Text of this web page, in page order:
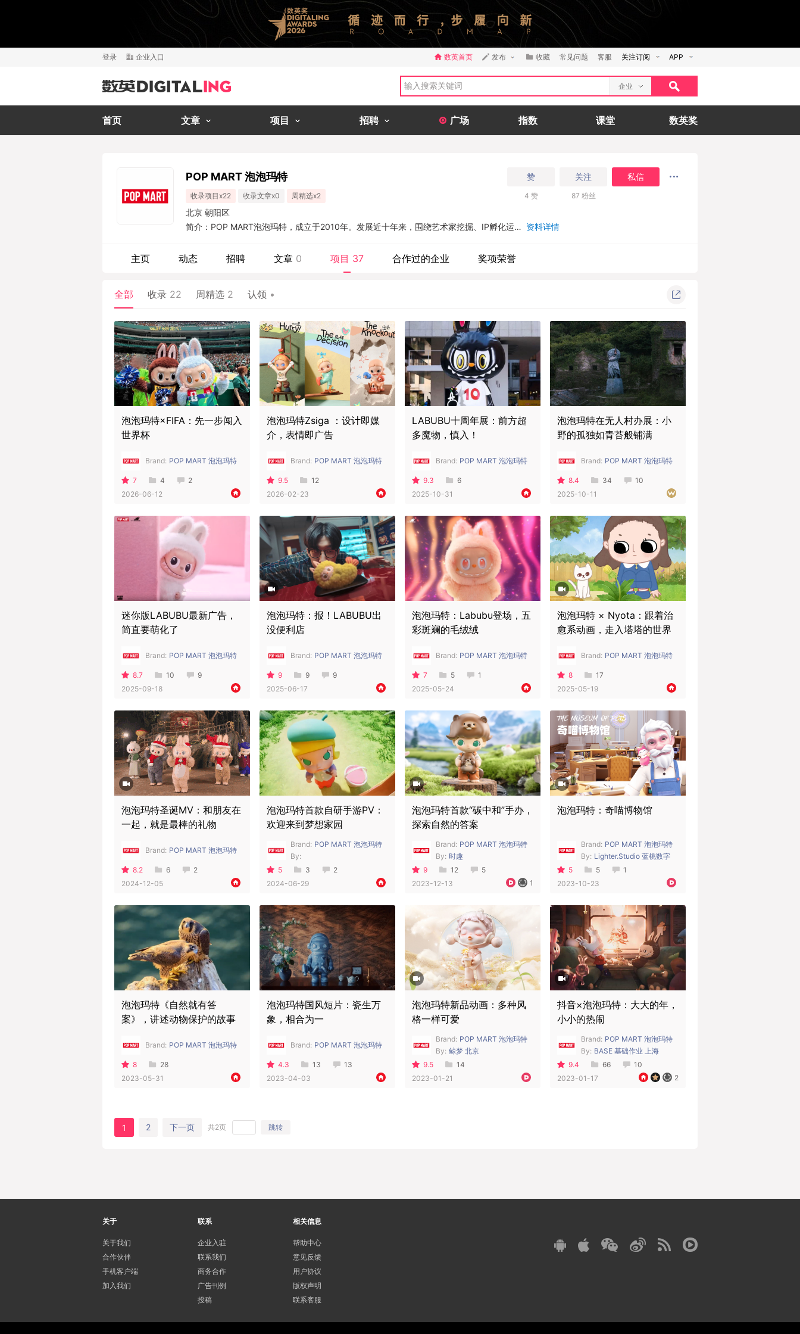
登录 企业入口 数英首页 发布 收藏 常见问题 客服 关注订阅 APP
企业
首页 文章 项目 招聘 广场 指数 课堂 数英奖
POP MART 泡泡玛特
收录项目x22 收录文章x0 周精选x2
赞 关注 私信
4 赞 87 粉丝
北京 朝阳区
简介：POP MART泡泡玛特，成立于2010年。发展近十年来，围绕艺术家挖掘、IP孵化运
传递美好”的品牌文化构建了覆盖潮流玩具全产业链的综合运营平台。...
资料详情
主页 动态 招聘 文章 0 项目 37 合作过的企业 奖项荣誉
全部 收录 22 周精选 2 认领 •
泡泡玛特×FIFA：先一步闯入
世界杯
Brand: POP MART 泡泡玛特
7 4
2
2026-06-12
泡泡玛特Zsiga ：设计即媒
介，表情即广告
Brand: POP MART 泡泡玛特
9.5
12
2026-02-23
LABUBU十周年展：前方超
多魔物，慎入！
Brand: POP MART 泡泡玛特
9.3
6
2025-10-31
泡泡玛特在无人村办展：小
野的孤独如青苔般铺满
Brand: POP MART 泡泡玛特
8.4 34
10
2025-10-11
迷你版LABUBU最新广告，
简直要萌化了
Brand: POP MART 泡泡玛特
8.7 10
9
2025-09-18
泡泡玛特：报！LABUBU出
没便利店
Brand: POP MART 泡泡玛特
9 9
9
2025-06-17
泡泡玛特：Labubu登场，五
彩斑斓的毛绒绒
Brand: POP MART 泡泡玛特
7 5
1
2025-05-24
泡泡玛特 × Nyota：跟着治
愈系动画，走入塔塔的世界
Brand: POP MART 泡泡玛特
8
17
2025-05-19
泡泡玛特圣诞MV：和朋友在
一起，就是最棒的礼物
Brand: POP MART 泡泡玛特
8.2 6
2
2024-12-05
泡泡玛特首款自研手游PV：
欢迎来到梦想家园
Brand: POP MART 泡泡玛特
By:
5
3
2
2024-06-29
泡泡玛特首款“碳中和”手办，
探索自然的答案
Brand: POP MART 泡泡玛特
By: 时趣
9
12
5
2023-12-13
1
泡泡玛特：奇喵博物馆
Brand: POP MART 泡泡玛特
By: Lighter.Studio 蓝桃数字
5
5
1
2023-10-23
泡泡玛特《自然就有答
案》，讲述动物保护的故事
Brand: POP MART 泡泡玛特
8
28
2023-05-31
泡泡玛特国风短片：瓷生万
象，相合为一
Brand: POP MART 泡泡玛特
4.3 13
13
2023-04-03
泡泡玛特新品动画：多种风
格一样可爱
Brand: POP MART 泡泡玛特
By: 鲸梦 北京
9.5
14
2023-01-21
抖音×泡泡玛特：大大的年，
小小的热闹
Brand: POP MART 泡泡玛特
By: BASE 基础作业 上海
9.4
66
10
2023-01-17
2
1 2 下一页 共2页 跳转
关于
关于我们
合作伙伴
手机客户端
加入我们
联系
企业入驻
联系我们
商务合作
广告刊例
投稿
相关信息
帮助中心
意见反馈
用户协议
版权声明
联系客服